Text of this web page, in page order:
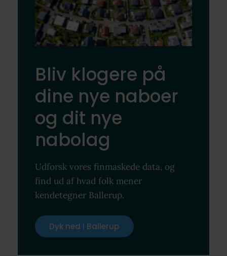
Bliv klogere på
dine nye naboer
og dit nye
nabolag
Udforsk vores finmaskede data, og
find ud af hvad folk mener
kendetegner Ballerup.
Dyk ned i Ballerup